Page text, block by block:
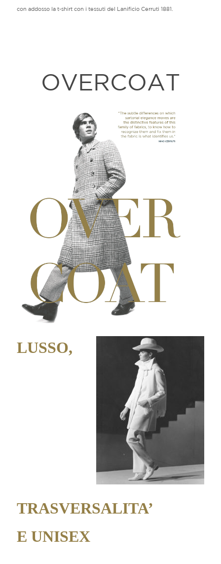
con addosso la t-shirt con i tessuti del Lanificio Cerruti 1881.
OVERCOAT
LUSSO,
TRASVERSALITA’
E UNISEX